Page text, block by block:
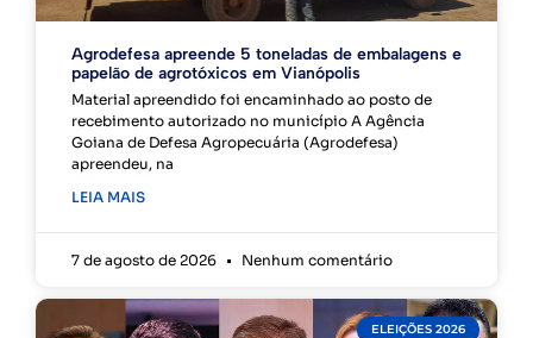
Agrodefesa apreende 5 toneladas de embalagens e
papelão de agrotóxicos em Vianópolis
Material apreendido foi encaminhado ao posto de
recebimento autorizado no município A Agência
Goiana de Defesa Agropecuária (Agrodefesa)
apreendeu, na
LEIA MAIS
7 de agosto de 2026 Nenhum comentário
ELEIÇÕES 2026